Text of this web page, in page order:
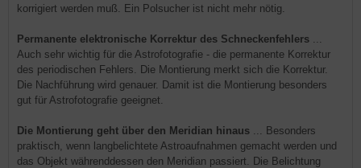
korrigiert werden muß. Ein Polsucher ist nicht mehr nötig.
Permanente elektronische Korrektur des Schneckenfehlers
Auch sehr wichtig für die Astrofotografie - die permanente Korrektur
des periodischen Fehlers. Die Montierung merkt sich die Korrektur.
Die Nachführung wird genauer. Damit ist die Montierung besonders
gut für Astrofotografie geeignet.
Die Montierung geht über den Meridian hinaus ... Besonders
praktisch, wenn langbelichtete Astroaufnahmen gemacht werden und
das Objekt währenddessen den Meridian passiert. Die Belichtung